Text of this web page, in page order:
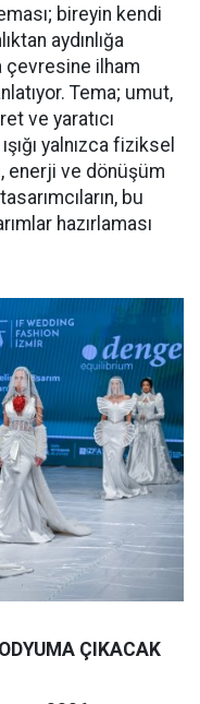
bireyin kendi
aydınlığa
çevresine ilham
Tema; umut,
ve yaratıcı
yalnızca fiziksel
enerji ve dönüşüm
bu
hazırlaması
ÇIKACAK